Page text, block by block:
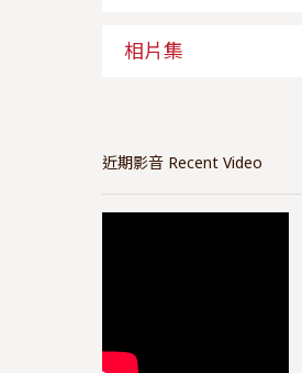
相片集
近期影音 Recent Video